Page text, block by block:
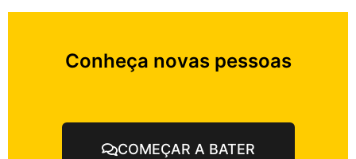
Conheça novas pessoas
COMEÇAR A BATER